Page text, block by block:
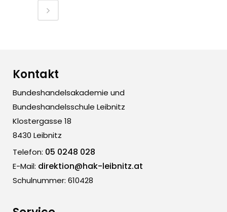
Kontakt
Bundeshandelsakademie und
Bundeshandelsschule Leibnitz
Klostergasse 18
8430 Leibnitz
Telefon: 05 0248 028
E-Mail: direktion@hak-leibnitz.at
Schulnummer: 610428